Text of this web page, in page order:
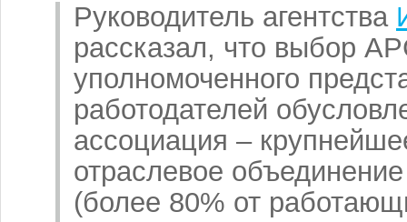
Руководитель агентства
рассказал, что выбор
уполномоченного
работодателей
ассоциация –
отраслевое
(более 80% от